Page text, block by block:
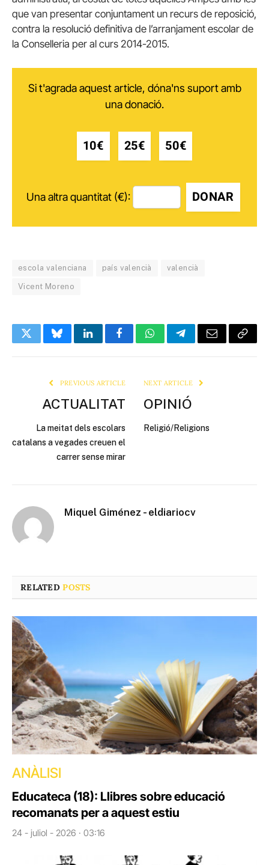
que van presentar conjuntament un recurs de reposició,
contra la resolució definitiva de l’arranjament escolar de
la Conselleria per al curs 2014-2015.
Si t'agrada aquest article, dóna'ns suport amb
una donació.
10€ 25€ 50€
Una altra quantitat (€): DONAR
escola valenciana país valencià valencià
Vicent Moreno
TwitterBlueskyLinkedInFacebookWhatsAppTelegramEmail Copy
PREVIOUS ARTICLE
ACTUALITAT
La meitat dels escolars
catalans a vegades creuen el
carrer sense mirar
NEXT ARTICLE
OPINIÓ
Religió/Religions
Miquel Giménez - eldiariocv
RELATEDPOSTS
ANÀLISI
Educateca (18): Llibres sobre educació
recomanats per a aquest estiu
24 - juliol - 2026 · 03:16